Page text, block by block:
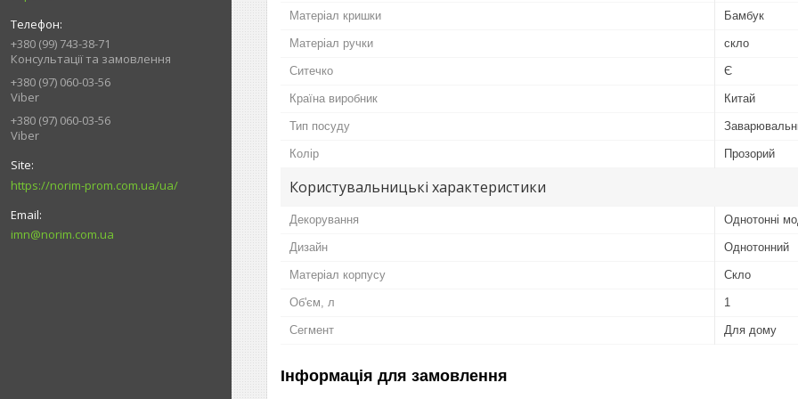
+380 (99) 743-38-71
Консультації та замовлення
+380 (97) 060-03-56
Viber
+380 (97) 060-03-56
Viber
https://norim-prom.com.ua/ua/
imn@norim.com.ua
Матеріал кришки Бамбук
Матеріал ручки скло
Ситечко Є
Країна виробник Китай
Тип посуду
Колір Прозорий
Користувальницькі характеристики
Декорування Однотонні
Дизайн Однотонний
Матеріал корпусу Скло
Об'єм, л 1
Сегмент Для дому
Інформація для замовлення